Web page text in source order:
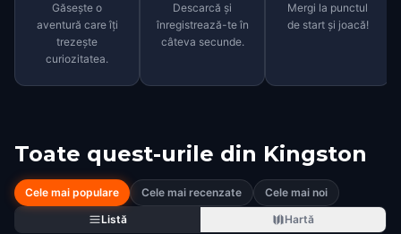
Găsește o
aventură care îți
trezește
curiozitatea.
Descarcă și
înregistrează-te în
câteva secunde.
Mergi la punctul
de start și joacă!
Toate quest-urile din Kingston
Cele mai populare Cele mai recenzate
Cele mai noi
Listă
Hartă